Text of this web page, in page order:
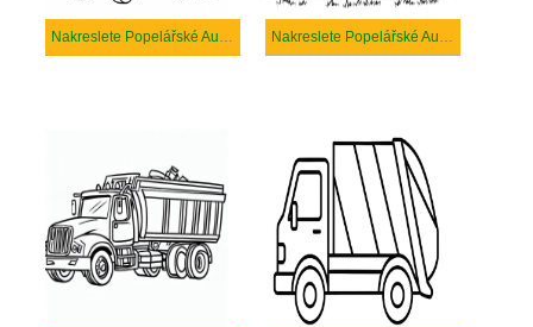
Nakreslete Popelářské Auto k vytisknutí zdarma Nakreslete Popelářské Auto k vytisknutí